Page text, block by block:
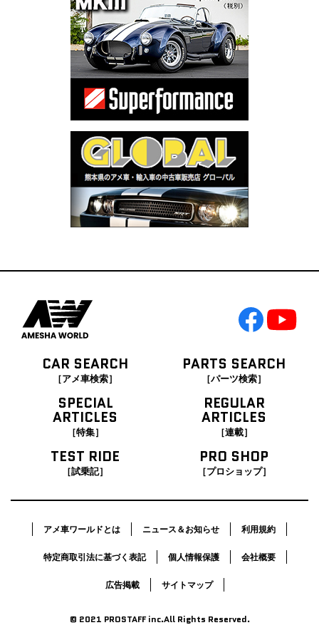
CAR SEARCH
［アメ車検索］
PARTS SEARCH
［パーツ検索］
SPECIAL
ARTICLES
［特集］
REGULAR
ARTICLES
［連載］
TEST RIDE
［試乗記］
PRO SHOP
［プロショップ］
アメ車ワールドとは ニュース＆お知らせ 利用規約
特定商取引法に基づく表記 個人情報保護 会社概要
広告掲載 サイトマップ
© 2021 PROSTAFF inc.All Rights Reserved.